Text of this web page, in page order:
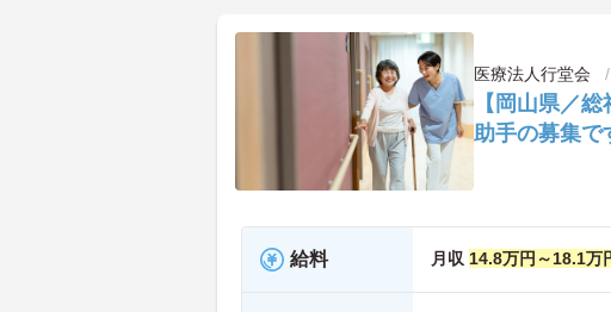
医療法人行堂会
【岡山県／
助手の募集で
給料 月収 14.8万円～18.1万